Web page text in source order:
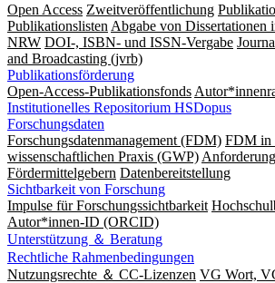
Open Access Zweitveröffentlichung
Publikationslisten Abgabe von Dissertationen
NRW DOI-, ISBN- und ISSN-Vergabe
and Broadcasting (jvrb)
Publikationsförderung
Open-Access-Publikationsfonds
Institutionelles Repositorium HSDopus
Forschungsdaten
Forschungsdatenmanagement (FDM) FDM in
wissenschaftlichen Praxis (GWP)
Fördermittelgebern Datenbereitstellung
Sichtbarkeit von Forschung
Impulse für Forschungssichtbarkeit
Autor*innen-ID (ORCID)
Unterstützung ＆ Beratung
Rechtliche Rahmenbedingungen
Nutzungsrechte ＆ CC-Lizenzen VG Wort,